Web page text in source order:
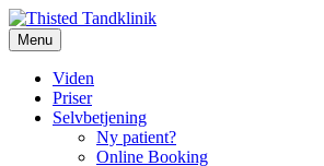
Videre
til
indhold
Thisted Tandklinik
Thisted Tandklinik
Menu
Viden
Priser
Selvbetjening
Ny patient?
Online Booking